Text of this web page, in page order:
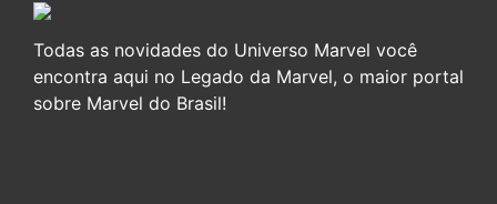
Todas as novidades do Universo Marvel você
encontra aqui no Legado da Marvel, o maior portal
sobre Marvel do Brasil!